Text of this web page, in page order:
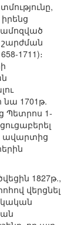
1711)։
1701թ.
Պետրոս 1-
ավարտից
1827թ.,
վերցնել